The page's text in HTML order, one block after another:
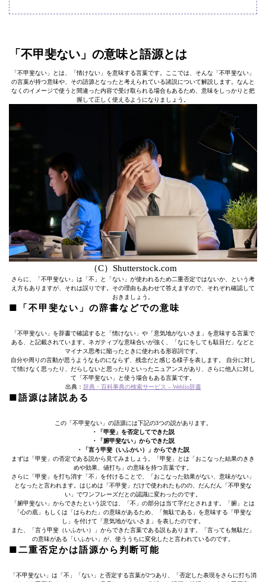
「不甲斐ない」の意味と語源とは
「不甲斐ない」とは、「情けない」を意味する言葉です。ここでは、そんな「不甲斐ない」
の言葉が持つ意味や、その語源となったと考えられている諸説について解説します。なんと
なくのイメージで使うと間違った内容で受け取られる場合もあるため、意味をしっかりと把
握して正しく使えるようになりましょう。
（C）Shutterstock.com
さらに、「不甲斐ない」は「不」と「ない」が使われるため二重否定ではないか、という考
え方もありますが、それは誤りです。その理由もあわせて答えますので、それぞれ確認して
おきましょう。
■「不甲斐ない」の辞書などでの意味
「不甲斐ない」を辞書で確認すると「情けない」や「意気地がないさま」を意味する言葉で
ある、と記載されています。ネガティブな意味合いが強く、「なにをしても駄目だ」などと
マイナス思考に陥ったときに使われる形容詞です。
自分や周りの言動が思うようなものにならず、残念だと感じる様子を表します。 自分に対し
て情けなく思ったり、だらしないと思ったりといったニュアンスがあり、さらに他人に対し
て「不甲斐ない」と使う場合もある言葉です。
出典： 辞典・百科事典の検索サービス – Weblio辞書
■語源は諸説ある
この「不甲斐ない」の語源には下記の3つの説があります。
・「甲斐」を否定してできた説
・「腑甲斐ない」からできた説
・「言う甲斐（いふかい）」からできた説
まずは「甲斐」の否定である説から見てみましょう。「甲斐」とは「おこなった結果のきき
めや効果、値打ち」の意味を持つ言葉です。
さらに「甲斐」を打ち消す「不」を付けることで、「おこなった効果がない、意味がない」
となったと言われます。はじめは「不甲斐」だけで使われたものの、だんだん「不甲斐な
い」でワンフレーズだとの認識に変わったのです。
「腑甲斐ない」からできたという説では、「不」の部分は当て字だとされます。「腑」とは
「心の底」もしくは「はらわた」の意味があるため、「無駄である」を意味する「甲斐な
し」を付けて「意気地がないさま」を表したのです。
また、「言う甲斐（いふかい）」からできた言葉である説もあります。「言っても無駄だ」
の意味がある「いふかい」が、使ううちに変化したと言われているのです。
■二重否定かは語源から判断可能
「不甲斐ない」は「不」「ない」と否定する言葉が2つあり、「否定した表現をさらに打ち消